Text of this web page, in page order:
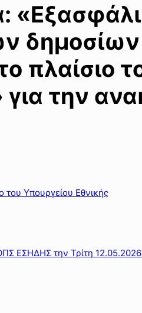
πλαίσιο
την
Υπουργείου Εθνικής
ΕΣΗΔΗΣ την Τρίτη